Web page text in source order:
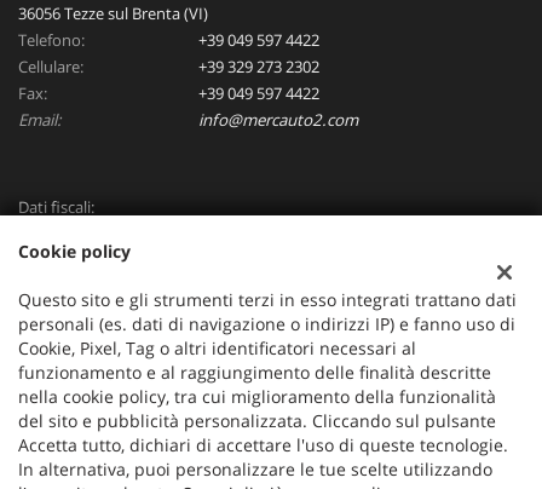
36056 Tezze sul Brenta (VI)
Telefono:
+39 049 597 4422
Cellulare:
+39 329 273 2302
Fax:
+39 049 597 4422
Email:
info@mercauto2.com
Dati fiscali:
Via Nazionale, 171 PD - 36056 Tezze sul Brenta
Registro delle imprese:PD
Cookie policy
Questo sito e gli strumenti terzi in esso integrati trattano dati
personali (es. dati di navigazione o indirizzi IP) e fanno uso di
Cookie, Pixel, Tag o altri identificatori necessari al
funzionamento e al raggiungimento delle finalità descritte
nella cookie policy, tra cui miglioramento della funzionalità
del sito e pubblicità personalizzata. Cliccando sul pulsante
Accetta tutto, dichiari di accettare l'uso di queste tecnologie.
In alternativa, puoi personalizzare le tue scelte utilizzando